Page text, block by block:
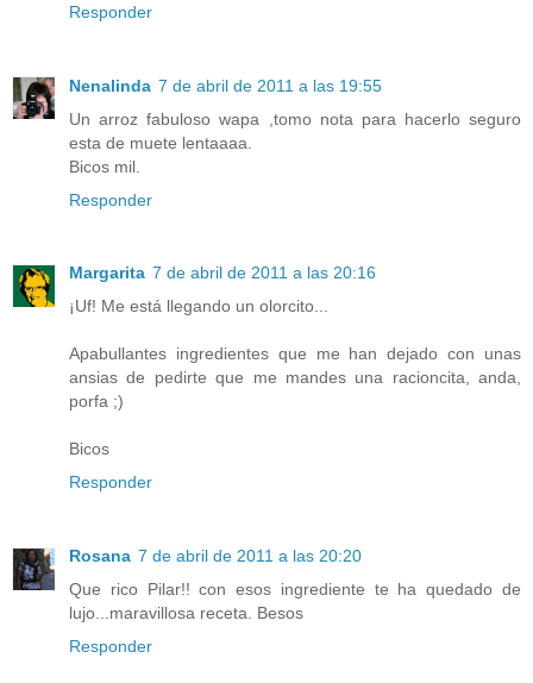
Responder
Nenalinda 7 de abril de 2011 a las 19:55
Un arroz fabuloso wapa ,tomo nota para hacerlo seguro
esta de muete lentaaaa.
Bicos mil.
Responder
Margarita 7 de abril de 2011 a las 20:16
¡Uf! Me está llegando un olorcito...
Apabullantes ingredientes que me han dejado con unas
ansias de pedirte que me mandes una racioncita, anda,
porfa ;)
Bicos
Responder
Rosana 7 de abril de 2011 a las 20:20
Que rico Pilar!! con esos ingrediente te ha quedado de
lujo...maravillosa receta. Besos
Responder